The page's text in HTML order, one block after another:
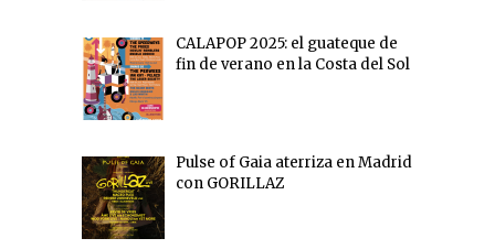
CALAPOP 2025: el guateque de
fin de verano en la Costa del Sol
Pulse of Gaia aterriza en Madrid
con GORILLAZ